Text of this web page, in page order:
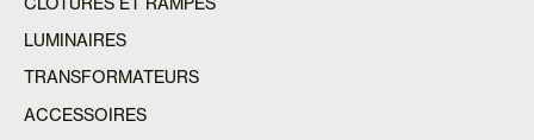
LUMINAIRES
TRANSFORMATEURS
ACCESSOIRES